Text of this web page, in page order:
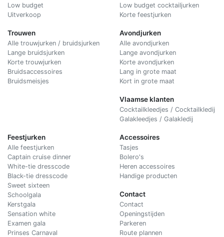
Low budget
Uitverkoop
Trouwen
Alle trouwjurken / bruidsjurken
Lange bruidsjurken
Korte trouwjurken
Bruidsaccessoires
Bruidsmeisjes
Low budget cocktailjurken
Korte feestjurken
Avondjurken
Alle avondjurken
Lange avondjurken
Korte avondjurken
Lang in grote maat
Kort in grote maat
Vlaamse klanten
Cocktailkleedjes / Cocktailkledij
Galakleedjes / Galakledij
Feestjurken
Alle feestjurken
Captain cruise dinner
White-tie dresscode
Black-tie dresscode
Sweet sixteen
Schoolgala
Kerstgala
Sensation white
Examen gala
Prinses Carnaval
Accessoires
Tasjes
Bolero's
Heren accessoires
Handige producten
Contact
Contact
Openingstijden
Parkeren
Route plannen